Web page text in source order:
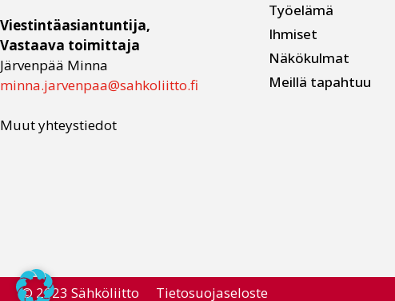
Viestintäasiantuntija,
Vastaava toimittaja
Järvenpää Minna
minna.jarvenpaa@sahkoliitto.fi
Muut yhteystiedot
Työelämä
Ihmiset
Näkökulmat
Meillä tapahtuu
© 2023 Sähköliitto Tietosuojaseloste